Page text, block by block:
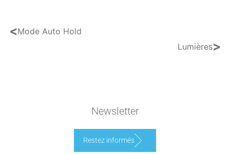
<Mode Auto Hold
Lumières>
Newsletter
Restez informés